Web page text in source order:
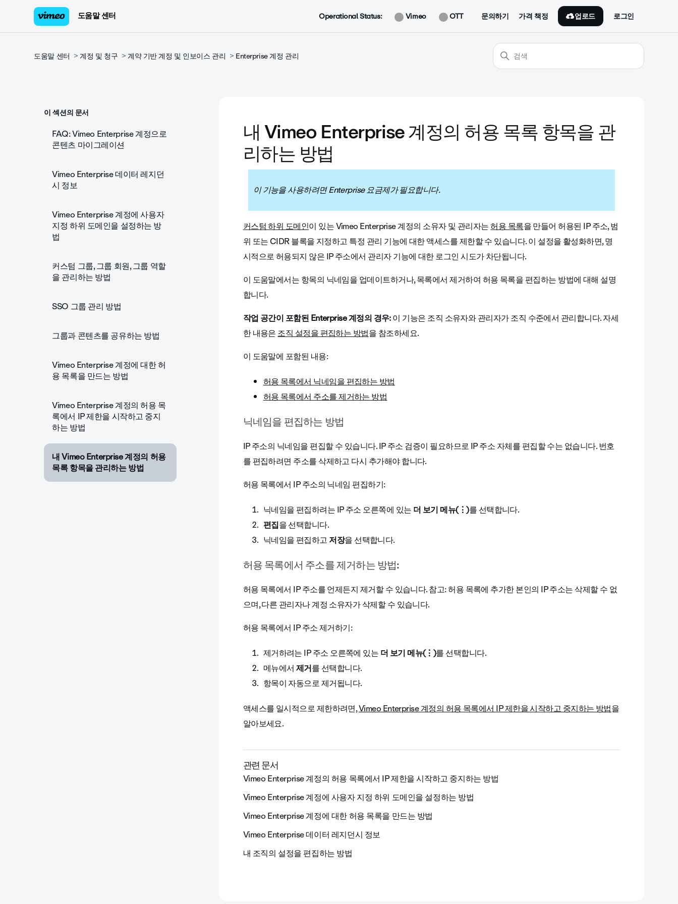
도움말 센터 Operational Status: Vimeo OTT 문의하기 가격 책정 업로드 로그인
도움말 센터 계정 및 청구 계약 기반 계정 및 인보이스 관리 Enterprise 계정 관리
이 섹션의 문서
FAQ: Vimeo Enterprise 계정으로
콘텐츠 마이그레이션
Vimeo Enterprise 데이터 레지던
시 정보
Vimeo Enterprise 계정에 사용자
지정 하위 도메인을 설정하는 방
법
커스텀 그룹, 그룹 회원, 그룹 역할
을 관리하는 방법
SSO 그룹 관리 방법
그룹과 콘텐츠를 공유하는 방법
Vimeo Enterprise 계정에 대한 허
용 목록을 만드는 방법
Vimeo Enterprise 계정의 허용 목
록에서 IP 제한을 시작하고 중지
하는 방법
내 Vimeo Enterprise 계정의 허용
목록 항목을 관리하는 방법
내 Vimeo Enterprise 계정의 허용 목록 항목을 관
리하는 방법
이 기능을 사용하려면 Enterprise 요금제가 필요합니다.
커스텀 하위 도메인이 있는 Vimeo Enterprise 계정의 소유자 및 관리자는허용 목록을 만들어 허용된 IP 주소, 범
위 또는 CIDR 블록을 지정하고 특정 관리 기능에 대한 액세스를 제한할 수 있습니다. 이 설정을 활성화하면, 명
시적으로 허용되지 않은 IP 주소에서 관리자 기능에 대한 로그인 시도가 차단됩니다.
이 도움말에서는 항목의 닉네임을 업데이트하거나, 목록에서 제거하여 허용 목록을 편집하는 방법에 대해 설명
합니다.
작업 공간이 포함된 Enterprise 계정의 경우:이 기능은 조직 소유자와 관리자가 조직 수준에서 관리합니다. 자세
한 내용은조직 설정을 편집하는 방법을 참조하세요.
이 도움말에 포함된 내용:
허용 목록에서 닉네임을 편집하는 방법
허용 목록에서 주소를 제거하는 방법
닉네임을 편집하는 방법
IP 주소의 닉네임을 편집할 수 있습니다. IP 주소 검증이 필요하므로 IP 주소 자체를 편집할 수는 없습니다. 번호
를 편집하려면 주소를 삭제하고 다시 추가해야 합니다.
허용 목록에서 IP 주소의 닉네임 편집하기:
닉네임을 편집하려는 IP 주소 오른쪽에 있는더 보기 메뉴(⋮)를 선택합니다.
편집을 선택합니다.
닉네임을 편집하고저장을 선택합니다.
허용 목록에서 주소를 제거하는 방법:
허용 목록에서 IP 주소를 언제든지 제거할 수 있습니다.참고: 허용 목록에 추가한 본인의 IP 주소는 삭제할 수 없
으며, 다른 관리자나 계정 소유자가 삭제할 수 있습니다.
허용 목록에서 IP 주소 제거하기:
제거하려는 IP 주소 오른쪽에 있는더 보기 메뉴(⋮)를 선택합니다.
메뉴에서제거를 선택합니다.
항목이 자동으로 제거됩니다.
액세스를 일시적으로 제한하려면,Vimeo Enterprise 계정의 허용 목록에서 IP 제한을 시작하고 중지하는 방법을
알아보세요.
관련 문서
Vimeo Enterprise 계정의 허용 목록에서 IP 제한을 시작하고 중지하는 방법
Vimeo Enterprise 계정에 사용자 지정 하위 도메인을 설정하는 방법
Vimeo Enterprise 계정에 대한 허용 목록을 만드는 방법
Vimeo Enterprise 데이터 레지던시 정보
내 조직의 설정을 편집하는 방법